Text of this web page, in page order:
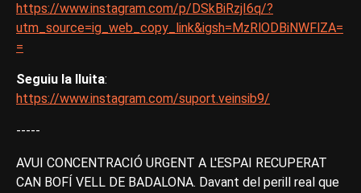
https://www.instagram.com/p/DSkBiRzjI6q/?
utm_source=ig_web_copy_link&igsh=MzRlODBiNWFlZA=
=
Seguiu la lluita:
https://www.instagram.com/suport.veinsib9/
-----
AVUI CONCENTRACIÓ URGENT A L'ESPAI RECUPERAT
CAN BOFÍ VELL DE BADALONA. Davant del perill real que